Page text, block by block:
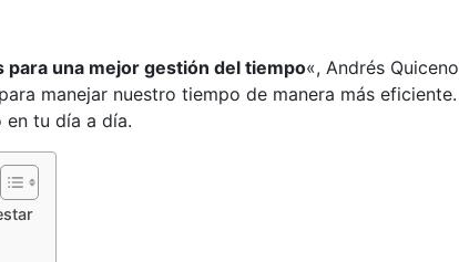
para una mejor gestión del tiempo«, Andrés
manejar nuestro tiempo de manera más
en tu día a día.